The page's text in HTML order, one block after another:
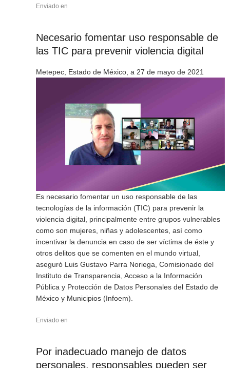
Enviado en
Necesario fomentar uso responsable de
las TIC para prevenir violencia digital
Metepec, Estado de México, a 27 de mayo de 2021
Es necesario fomentar un uso responsable de las
tecnologías de la información (TIC) para prevenir la
violencia digital, principalmente entre grupos vulnerables
como son mujeres, niñas y adolescentes, así como
incentivar la denuncia en caso de ser víctima de éste y
otros delitos que se comenten en el mundo virtual,
aseguró Luis Gustavo Parra Noriega, Comisionado del
Instituto de Transparencia, Acceso a la Información
Pública y Protección de Datos Personales del Estado de
México y Municipios (Infoem).
Enviado en
Por inadecuado manejo de datos
personales, responsables pueden ser